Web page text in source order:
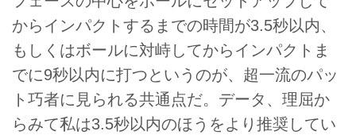
からインパクトするまでの時間が3.5秒以内、
もしくはボールに対峙してからインパクトま
でに9秒以内に打つというのが、超一流のパッ
ト巧者に見られる共通点だ。データ、理屈か
らみて私は3.5秒以内のほうをより推奨してい